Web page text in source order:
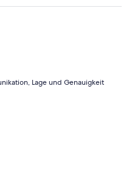
Lage und Genauigkeit